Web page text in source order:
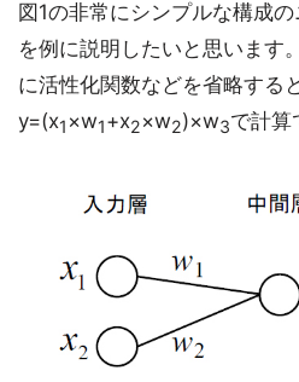
図1の非常にシンプルな構成
を例に説明したいと思います
に活性化関数などを省略する
y=(x1 ×w1+x2×w2)×w3で計算